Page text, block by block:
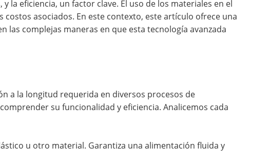
la eficiencia, un factor clave. El uso de los materiales en el
asociados. En este contexto, este artículo ofrece una
complejas maneras en que esta tecnología avanzada
a la longitud requerida en diversos procesos de
su funcionalidad y eficiencia. Analicemos cada
u otro material. Garantiza una alimentación fluida y